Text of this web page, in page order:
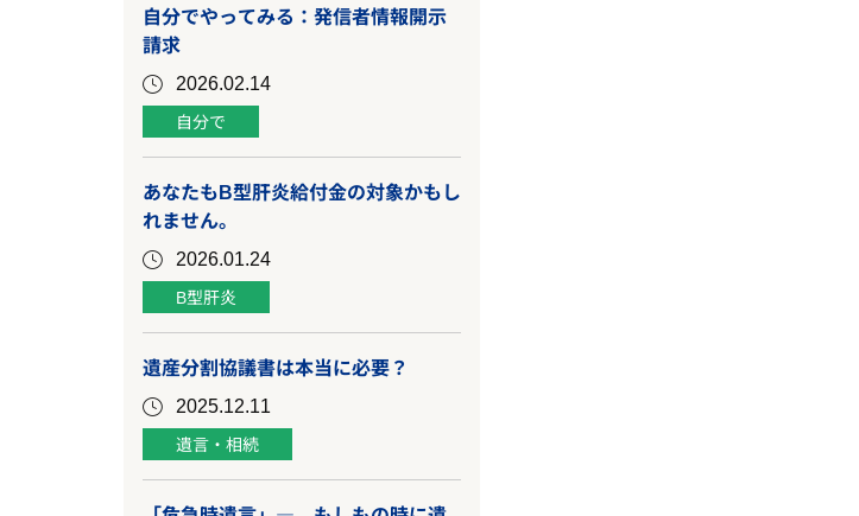
自分でやってみる：発信者情報開示
請求
2026.02.14
自分で
あなたもB型肝炎給付金の対象かもし
れません。
2026.01.24
B型肝炎
遺産分割協議書は本当に必要？
2025.12.11
遺言・相続